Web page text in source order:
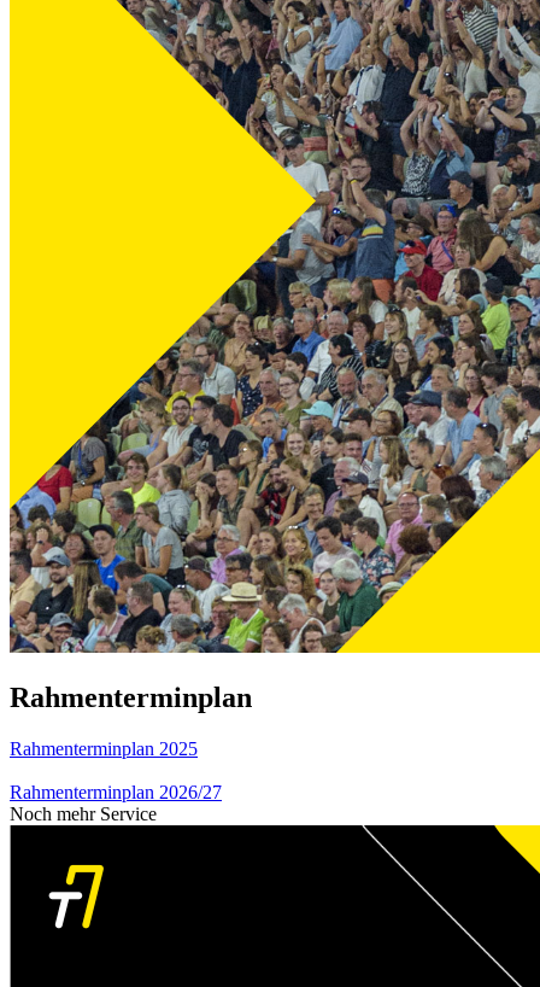
Rahmenterminplan
Rahmenterminplan 2025
Rahmenterminplan 2026/27
Noch mehr Service